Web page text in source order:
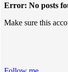
Error: No posts
Make sure this